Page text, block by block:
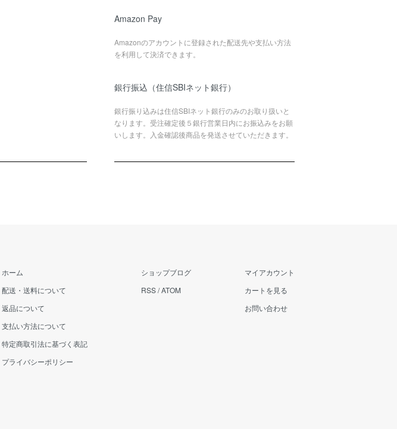
Amazon Pay
Amazonのアカウントに登録された配送先や支払い方法
を利用して決済できます。
銀行振込（住信SBIネット銀行）
銀行振り込みは住信SBIネット銀行のみのお取り扱いと
なります。受注確定後５銀行営業日内にお振込みをお願
いします。入金確認後商品を発送させていただきます。
ホーム
配送・送料について
返品について
支払い方法について
特定商取引法に基づく表記
プライバシーポリシー
ショップブログ
RSS/ATOM
マイアカウント
カートを見る
お問い合わせ